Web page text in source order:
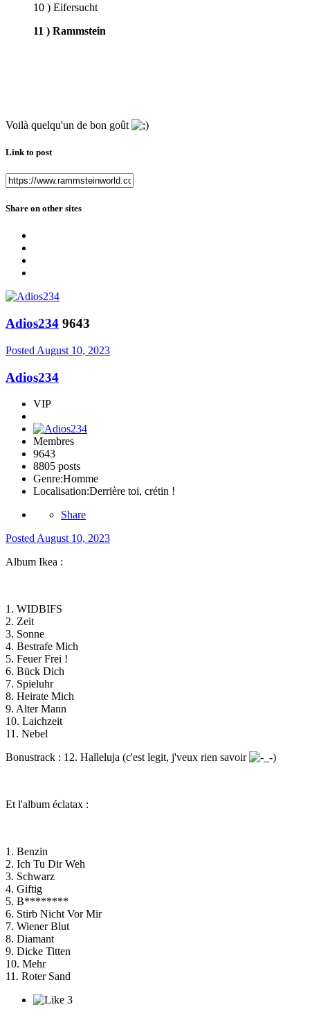
10 ) Eifersucht
11 ) Rammstein
Voilà quelqu'un de bon goût
Link to post
Share on other sites
Adios234 9643
Posted August 10, 2023
Adios234
VIP
Membres
9643
8805 posts
Genre:Homme
Localisation:Derrière toi, crétin !
Share
Posted August 10, 2023
Album Ikea :
1. WIDBIFS
2. Zeit
3. Sonne
4. Bestrafe Mich
5. Feuer Frei !
6. Bück Dich
7. Spieluhr
8. Heirate Mich
9. Alter Mann
10. Laichzeit
11. Nebel
Bonustrack : 12. Halleluja (c'est legit, j'veux rien savoir
)
Et l'album éclatax :
1. Benzin
2. Ich Tu Dir Weh
3. Schwarz
4. Giftig
5. B********
6. Stirb Nicht Vor Mir
7. Wiener Blut
8. Diamant
9. Dicke Titten
10. Mehr
11. Roter Sand
3